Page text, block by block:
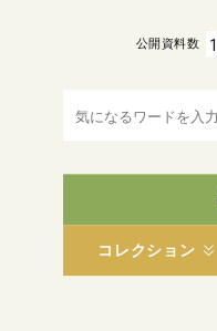
コレクション
公開資料数 1